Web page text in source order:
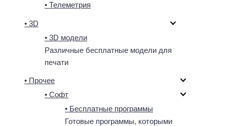
• Телеметрия
• 3D
• 3D модели
Различные бесплатные модели для
печати
• Прочее
• Софт
• Бесплатные программы
Готовые программы, которыми